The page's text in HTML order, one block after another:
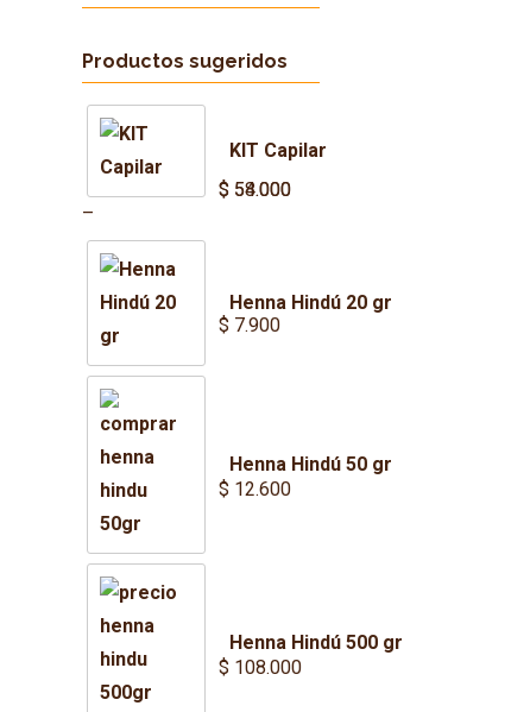
Productos sugeridos
KIT Capilar
$54.000
–
$58.000
Price
range:
$ 54.000
through
$ 58.000
Henna Hindú 20 gr
$ 7.900
Henna Hindú 50 gr
$ 12.600
Henna Hindú 500 gr
$ 108.000